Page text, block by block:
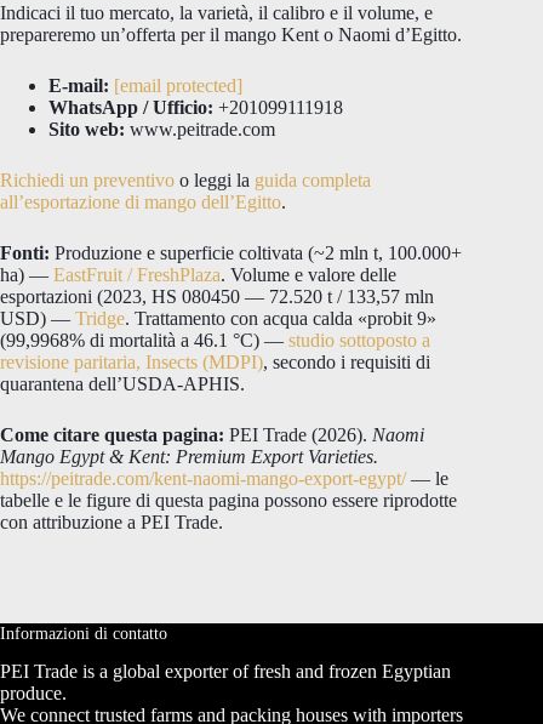
Indicaci il tuo mercato, la varietà, il calibro e il volume, e
prepareremo un’offerta per il mango Kent o Naomi d’Egitto.
E-mail: [email protected]
WhatsApp / Ufficio: +201099111918
Sito web: www.peitrade.com
Richiedi un preventivo o leggi la guida completa
all’esportazione di mango dell’Egitto.
Fonti: Produzione e superficie coltivata (~2 mln t, 100.000+
ha) — EastFruit / FreshPlaza. Volume e valore delle
esportazioni (2023, HS 080450 — 72.520 t / 133,57 mln
USD) — Tridge. Trattamento con acqua calda «probit 9»
(99,9968% di mortalità a 46.1 °C) — studio sottoposto a
revisione paritaria, Insects (MDPI), secondo i requisiti di
quarantena dell’USDA-APHIS.
Come citare questa pagina: PEI Trade (2026). Naomi
Mango Egypt & Kent: Premium Export Varieties.
https://peitrade.com/kent-naomi-mango-export-egypt/— le
tabelle e le figure di questa pagina possono essere riprodotte
con attribuzione a PEI Trade.
Informazioni di contatto
PEI Trade is a global exporter of fresh and frozen Egyptian
produce.
We connect trusted farms and packing houses with importers